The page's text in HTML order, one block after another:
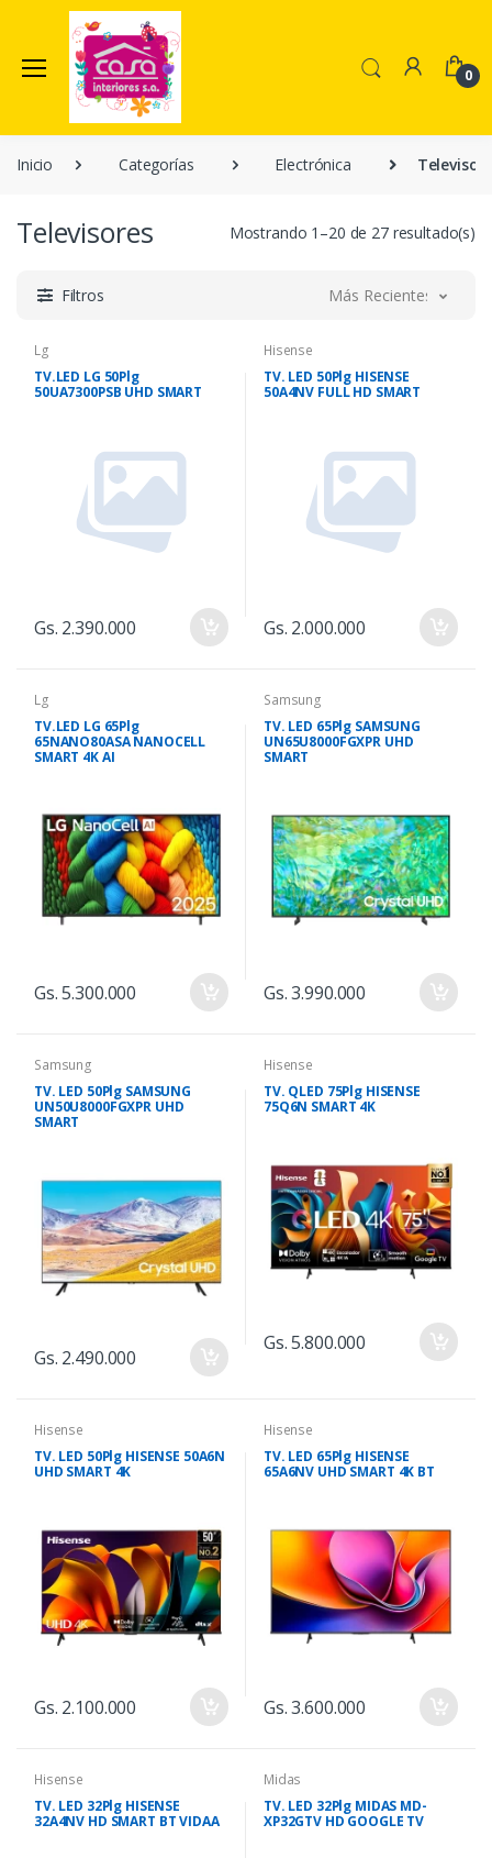
0
Inicio Categorías Electrónica
Televisores Mostrando 1–20 de 27 resultado(s)
Filtros Más Recientes
Lg
TV.LED LG 50Plg
50UA7300PSB UHD SMART
Gs. 2.390.000
Hisense
TV. LED 50Plg HISENSE
50A4NV FULL HD SMART
Gs. 2.000.000
Lg
TV.LED LG 65Plg
65NANO80ASA NANOCELL
SMART 4K AI
Gs. 5.300.000
Samsung
TV. LED 65Plg SAMSUNG
UN65U8000FGXPR UHD
SMART
Gs. 3.990.000
Samsung
TV. LED 50Plg SAMSUNG
UN50U8000FGXPR UHD
SMART
Gs. 2.490.000
Hisense
TV. QLED 75Plg HISENSE
75Q6N SMART 4K
Gs. 5.800.000
Hisense
TV. LED 50Plg HISENSE 50A6N
UHD SMART 4K
Gs. 2.100.000
Hisense
TV. LED 65Plg HISENSE
65A6NV UHD SMART 4K BT
Gs. 3.600.000
Hisense
TV. LED 32Plg HISENSE
32A4NV HD SMART BT VIDAA
Midas
TV. LED 32Plg MIDAS MD-
XP32GTV HD GOOGLE TV